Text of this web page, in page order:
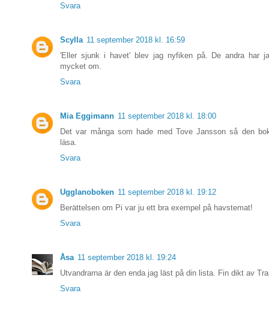
Svara
Scylla 11 september 2018 kl. 16:59
'Eller sjunk i havet' blev jag nyfiken på. De andra har
mycket om.
Svara
Mia Eggimann 11 september 2018 kl. 18:00
Det var många som hade med Tove Jansson så den
läsa.
Svara
Ugglanoboken 11 september 2018 kl. 19:12
Berättelsen om Pi var ju ett bra exempel på havstemat!
Svara
Åsa 11 september 2018 kl. 19:24
Utvandrarna är den enda jag läst på din lista. Fin dikt av
Svara